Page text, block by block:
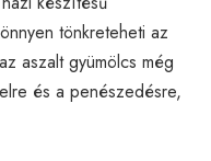
tönkreteheti az
aszalt gyümölcs még
és a penészedésre,